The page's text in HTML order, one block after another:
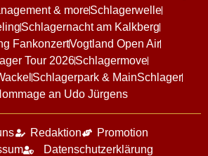
& moreSchlagerwelle
Schlagernacht am Kalkberg
FankonzertVogtland Open Air
Tour 2026Schlagermove
Schlagerpark & MainSchlager
an Udo Jürgens
Redaktion
Promotion
Datenschutzerklärung